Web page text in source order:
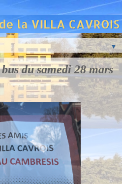
▼
du samedi 28 mars